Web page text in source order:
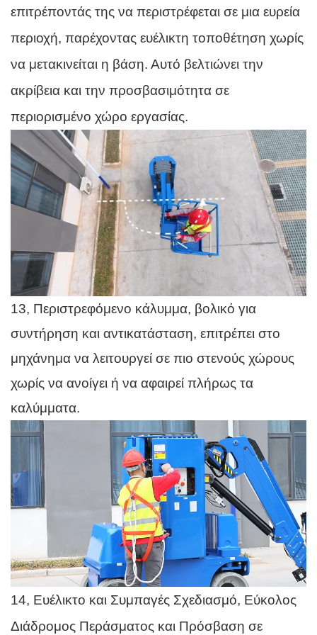
επιτρέποντάς της να περιστρέφεται σε μια ευρεία
περιοχή, παρέχοντας ευέλικτη τοποθέτηση χωρίς
να μετακινείται η βάση. Αυτό βελτιώνει την
ακρίβεια και την προσβασιμότητα σε
περιορισμένο χώρο εργασίας.
13, Περιστρεφόμενο κάλυμμα, βολικό για
συντήρηση και αντικατάσταση, επιτρέπει στο
μηχάνημα να λειτουργεί σε πιο στενούς χώρους
χωρίς να ανοίγει ή να αφαιρεί πλήρως τα
καλύμματα.
14, Ευέλικτο και Συμπαγές Σχεδιασμό, Εύκολος
Διάδρομος Περάσματος και Πρόσβαση σε